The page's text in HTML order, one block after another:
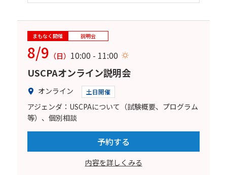
まもなく開催 説明会
8/9 （日） 10:00 - 11:00
USCPAオンライン説明会
オンライン 土日開催
アジェンダ：USCPAについて（試験概要、プログラム
等）、個別相談
予約する
内容を詳しくみる